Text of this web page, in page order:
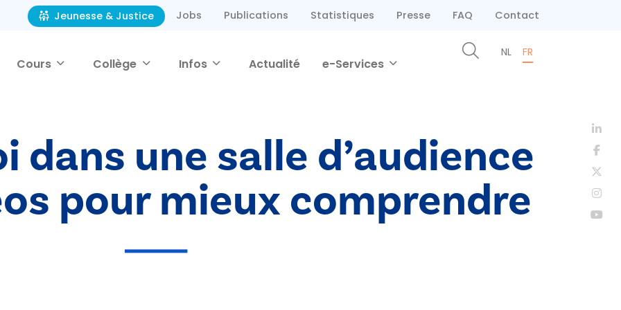
Jeunesse & Justice Jobs Publications Statistiques Presse FAQ Contact
Cours Collège Infos Actualité e-Services
NL FR
dans une salle d’audience
pour mieux comprendre